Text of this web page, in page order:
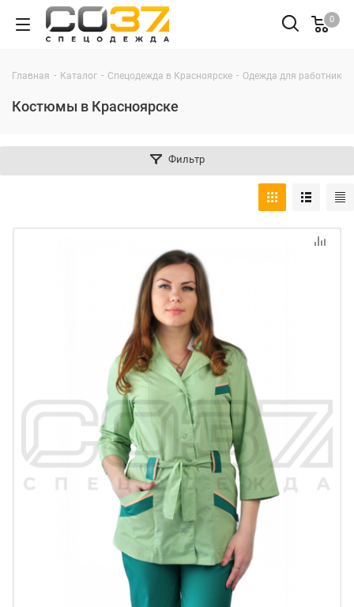
0
Главная - Каталог - Спецодежда в Красноярске - Одежда для
Костюмы в Красноярске
Фильтр